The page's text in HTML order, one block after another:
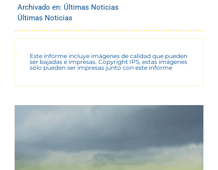
Archivado en: Últimas Noticias
Últimas Noticias
Este informe incluye imágenes de calidad que pueden
ser bajadas e impresas. Copyright IPS, estas imágenes
sólo pueden ser impresas junto con este informe